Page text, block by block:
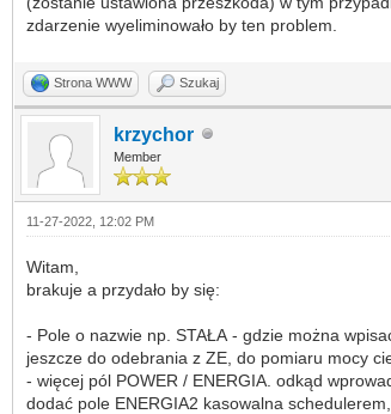
zdarzenie wyeliminowało by ten problem.
Strona WWW Szukaj
krzychor
Member
11-27-2022, 12:02 PM
Witam,
brakuje a przydało by się:
- Pole o nazwie np. STAŁA - gdzie można
jeszcze do odebrania z ZE, do pomiaru mocy
- więcej pól POWER / ENERGIA. odkąd
dodać pole ENERGIA2 kasowalna schedulerem,